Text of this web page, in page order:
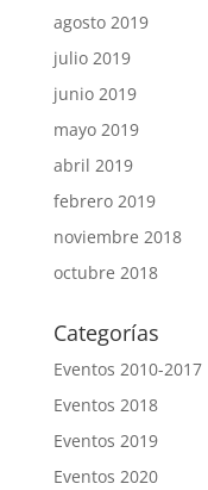
agosto 2019
julio 2019
junio 2019
mayo 2019
abril 2019
febrero 2019
noviembre 2018
octubre 2018
Categorías
Eventos 2010-2017
Eventos 2018
Eventos 2019
Eventos 2020